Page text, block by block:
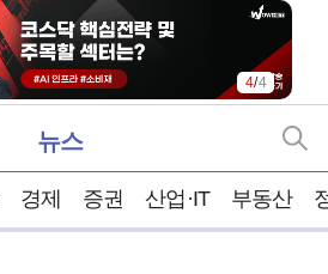
4/4
뉴스
경제 증권 산업·IT 부동산